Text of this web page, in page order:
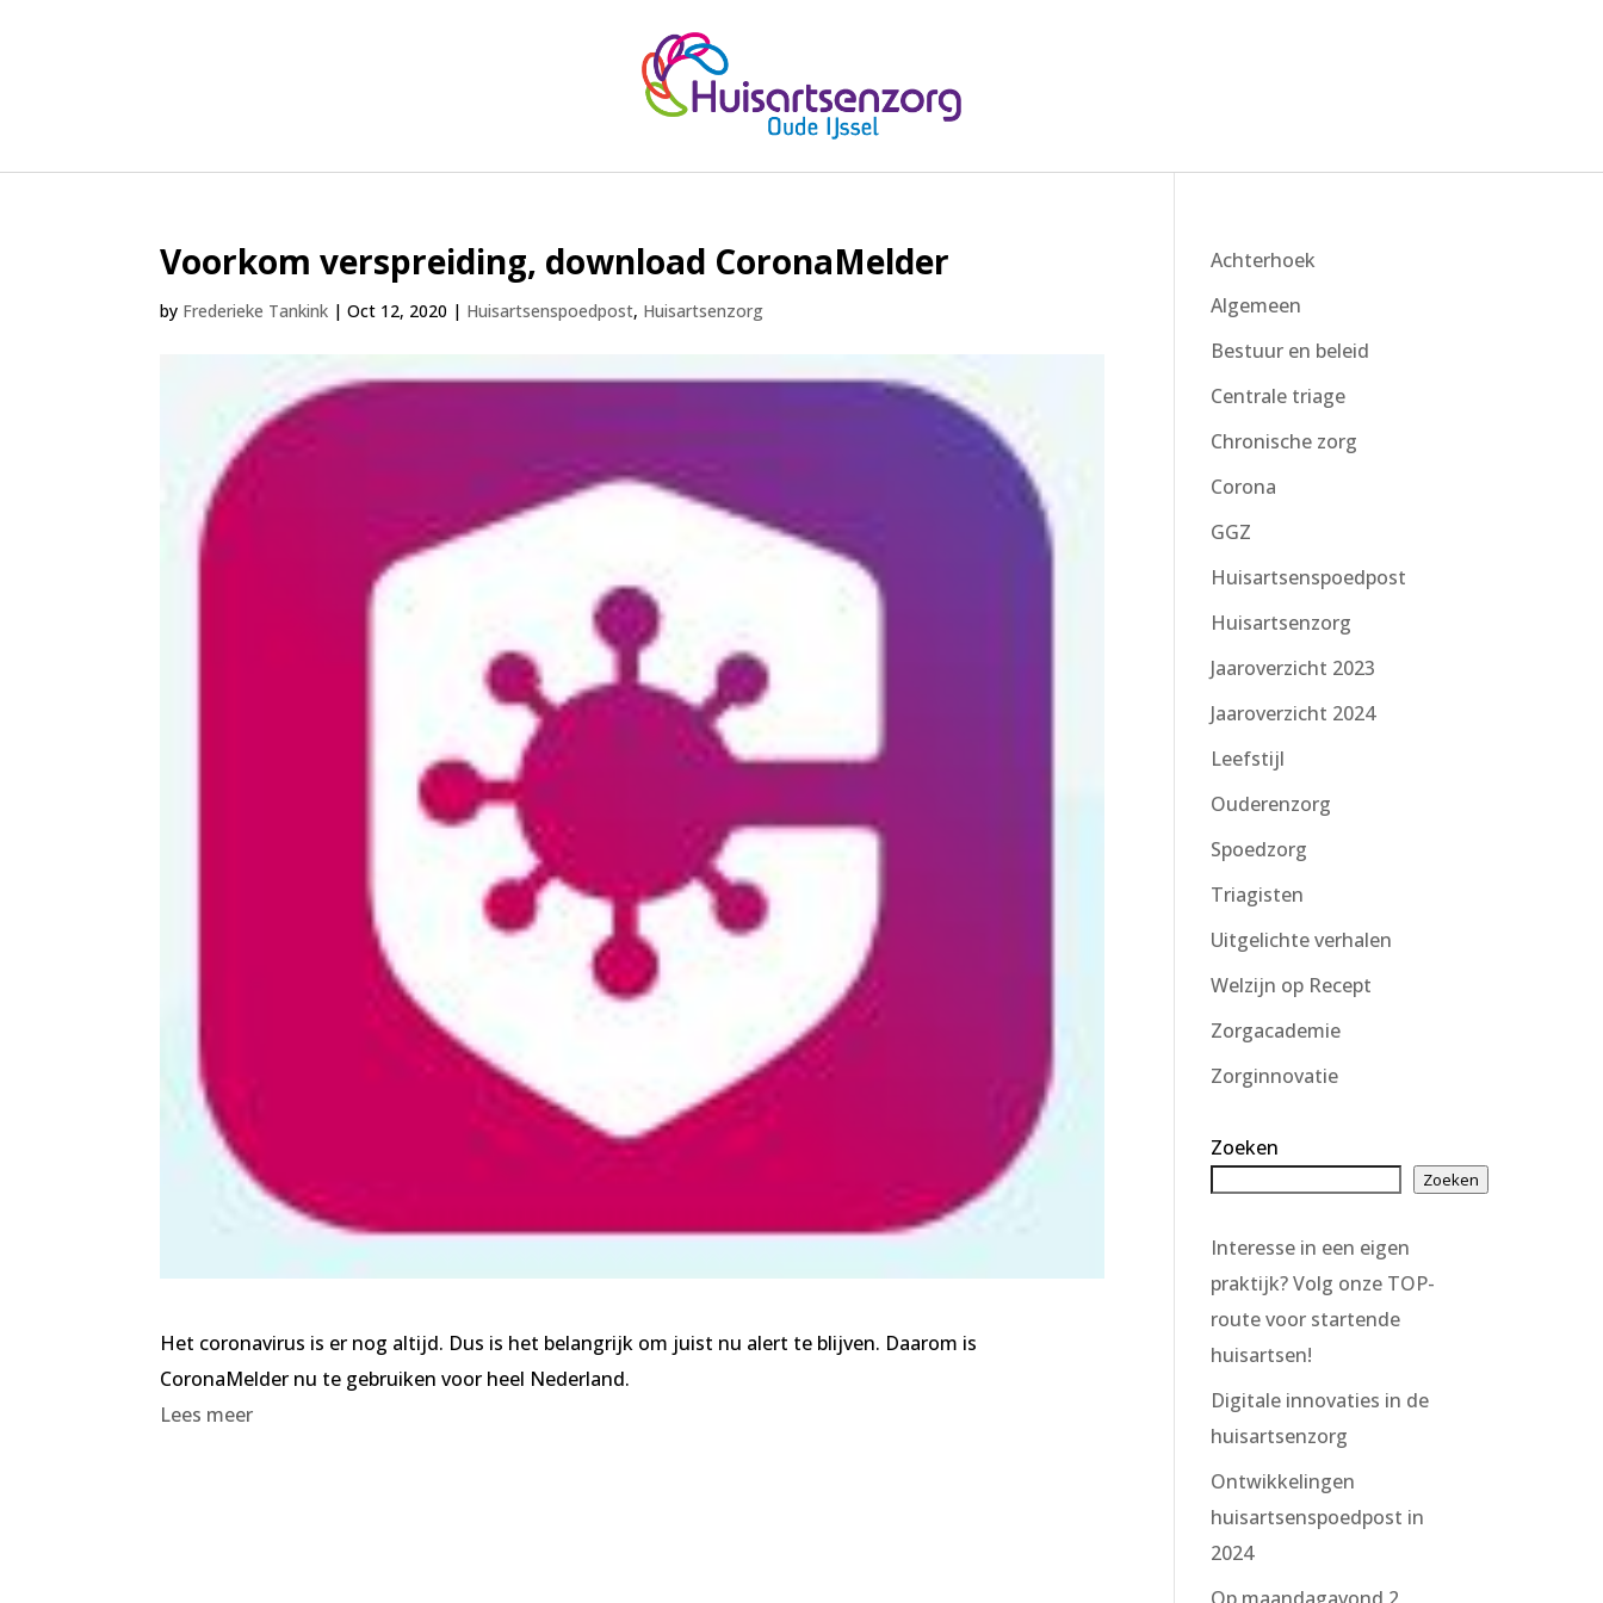
Voorkom verspreiding, download CoronaMelder
by Frederieke Tankink |Oct 12, 2020 | Huisartsenspoedpost, Huisartsenzorg
Het coronavirus is er nog altijd. Dus is het belangrijk om juist nu alert te blijven. Daarom is
CoronaMelder nu te gebruiken voor heel Nederland.
Lees meer
Achterhoek
Algemeen
Bestuur en beleid
Centrale triage
Chronische zorg
Corona
GGZ
Huisartsenspoedpost
Huisartsenzorg
Jaaroverzicht 2023
Jaaroverzicht 2024
Leefstijl
Ouderenzorg
Spoedzorg
Triagisten
Uitgelichte verhalen
Welzijn op Recept
Zorgacademie
Zorginnovatie
Zoeken
Zoeken
Interesse in een eigen
praktijk? Volg onze TOP-
route voor startende
huisartsen!
Digitale innovaties in de
huisartsenzorg
Ontwikkelingen
huisartsenspoedpost in
2024
Op maandagavond 2